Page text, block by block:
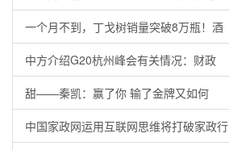
一个月不到，丁戈树销量突破8万瓶！酒
中方介绍G20杭州峰会有关情况：财政
甜——秦凯：赢了你 输了金牌又如何
中国家政网运用互联网思维将打破家政行